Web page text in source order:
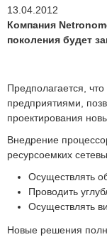
13.04.2012
Компания
поколения будет
Предполагается,
предприятиями,
проектирования
Внедрение
ресурсоемких
Осуществлять
Проводить
Осуществлять
Новые решения